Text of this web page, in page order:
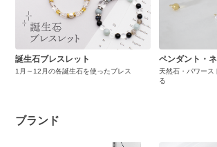
誕生石ブレスレット
1月～12月の各誕生石を使ったブレス
ペンダント・
天然石・パワース
る
ブランド